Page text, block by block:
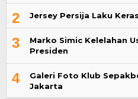
2 Jersey Persija Laku
3
Marko Simic Kelelahan
Presiden
4
Galeri Foto Klub
Jakarta